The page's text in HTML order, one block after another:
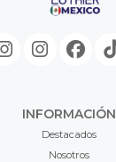
INFORMACIÓN
Destacados
Nosotros